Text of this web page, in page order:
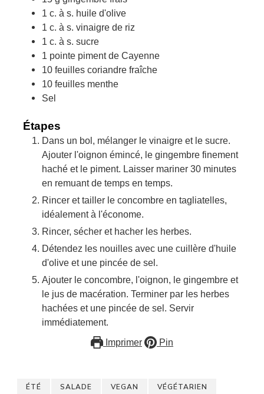
1 c. à s. huile d'olive
1 c. à s. vinaigre de riz
1 c. à s. sucre
1 pointe piment de Cayenne
10 feuilles coriandre fraîche
10 feuilles menthe
Sel
Étapes
Dans un bol, mélanger le vinaigre et le sucre.
Ajouter l'oignon émincé, le gingembre finement
haché et le piment. Laisser mariner 30 minutes
en remuant de temps en temps.
Rincer et tailler le concombre en tagliatelles,
idéalement à l'économe.
Rincer, sécher et hacher les herbes.
Détendez les nouilles avec une cuillère d'huile
d'olive et une pincée de sel.
Ajouter le concombre, l'oignon, le gingembre et
le jus de macération. Terminer par les herbes
hachées et une pincée de sel. Servir
immédiatement.
Imprimer
Pin
ÉTÉ SALADE VEGAN VÉGÉTARIEN